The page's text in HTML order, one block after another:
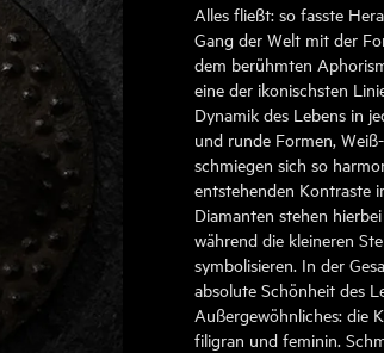
Alles fließt: so fasste
Gang der Welt mit der
dem berühmten
eine der ikonischsten
Dynamik des Lebens in
und runde Formen,
schmiegen sich so
entstehenden Kontraste
Diamanten stehen
während die kleineren
symbolisieren. In der
absolute Schönheit des
Außergewöhnliches: die
filigran und feminin.